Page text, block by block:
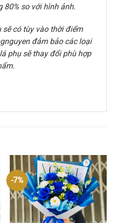
80% so với hình ảnh.
sẽ có tùy vào thời điểm
đảm bảo các loại
phụ sẽ thay đổi phù hợp
-7%